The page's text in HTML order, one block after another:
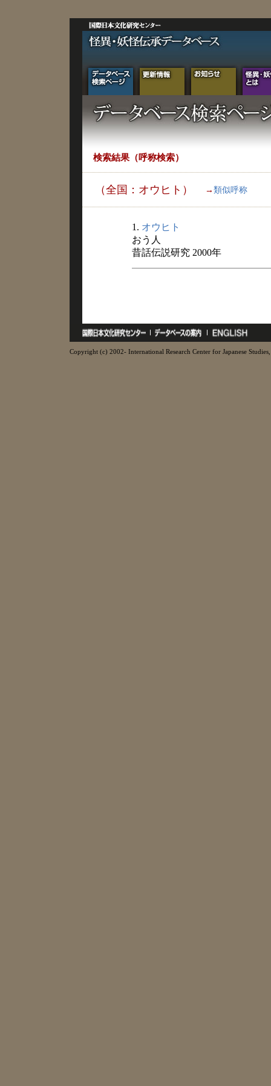
検索結果（呼称検索）
（全国：オウヒト） → 類似呼称
1. オウヒト
おう人
昔話伝説研究 2000年
Copyright (c) 2002- International Research Center for Japanese